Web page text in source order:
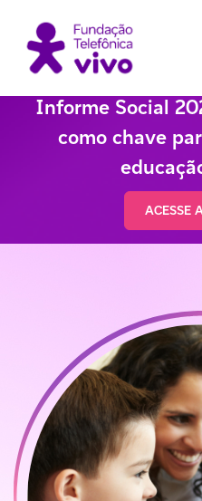
Informe Social
como chave
ACESSE